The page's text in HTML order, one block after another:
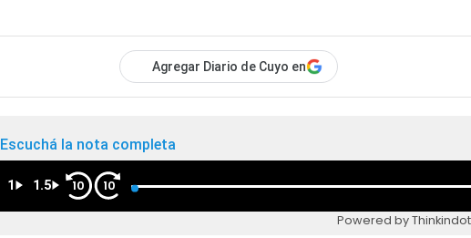
Agregar Diario de Cuyo en
Escuchá la nota completa
1 1.5 10 10
Powered by